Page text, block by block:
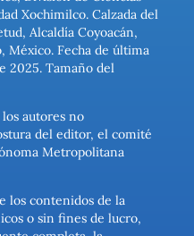
Xochimilco. Calzada del
Alcaldía Coyoacán,
México. Fecha de última
2025. Tamaño del
autores no
del editor, el comité
Metropolitana
los contenidos de la
o sin fines de lucro,